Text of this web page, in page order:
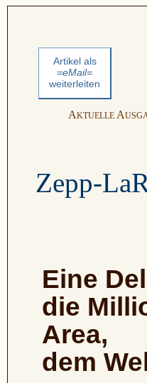
Artikel als
=eMail=
weiterleiten
AKTUELLE A
Zepp-
Eine
die
Area,
dem